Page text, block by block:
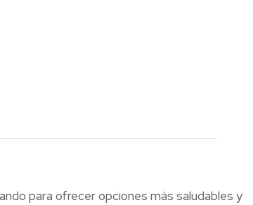
para ofrecer opciones más saludables y